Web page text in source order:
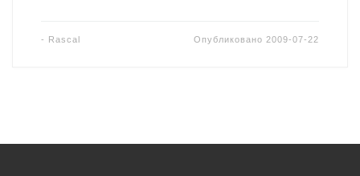
- Rascal Опубликовано 2009-07-22